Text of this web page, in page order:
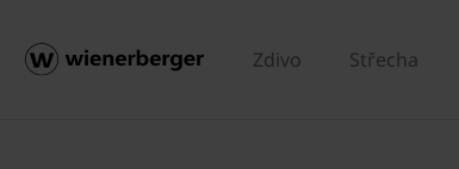
Zdivo Střecha